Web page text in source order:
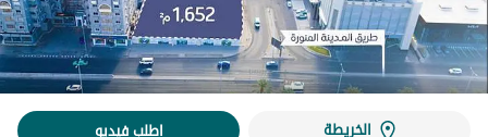
الخريطة اطلب فيديو